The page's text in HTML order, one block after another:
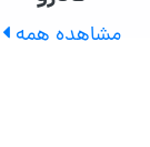
مشاهده همه